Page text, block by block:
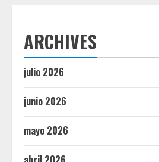
ARCHIVES
julio 2026
junio 2026
mayo 2026